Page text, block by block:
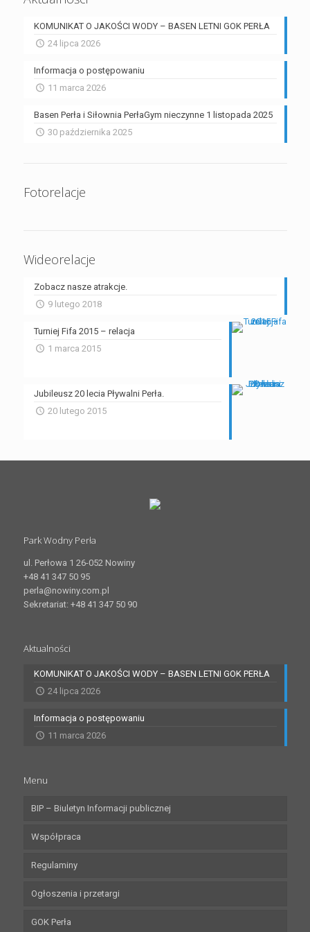
KOMUNIKAT O JAKOŚCI WODY – BASEN LETNI GOK PERŁA
24 lipca 2026
Informacja o postępowaniu
11 marca 2026
Basen Perła i Siłownia PerłaGym nieczynne 1 listopada 2025
30 października 2025
Fotorelacje
Wideorelacje
Zobacz nasze atrakcje.
9 lutego 2018
Turniej Fifa 2015 – relacja
1 marca 2015
Jubileusz 20 lecia Pływalni Perła.
20 lutego 2015
Park Wodny Perła
ul. Perłowa 1 26-052 Nowiny
+48 41 347 50 95
perla@nowiny.com.pl
Sekretariat: +48 41 347 50 90
Aktualności
KOMUNIKAT O JAKOŚCI WODY – BASEN LETNI GOK PERŁA
24 lipca 2026
Informacja o postępowaniu
11 marca 2026
Menu
BIP – Biuletyn Informacji publicznej
Współpraca
Regulaminy
Ogłoszenia i przetargi
GOK Perła